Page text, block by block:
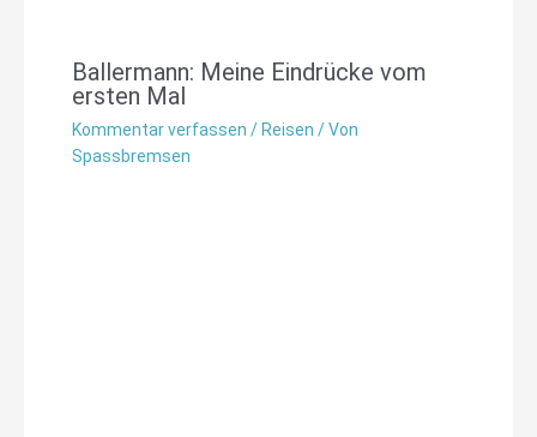
Ballermann: Meine Eindrücke vom
ersten Mal
Kommentar verfassen / Reisen / Von
Spassbremsen